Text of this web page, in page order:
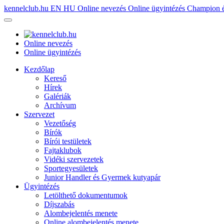
kennelclub.hu EN HU Online nevezés Online ügyintézés Champion
Online nevezés
Online ügyintézés
Kezdőlap
Kereső
Hírek
Galériák
Archívum
Szervezet
Vezetőség
Bírók
Bírói testületek
Fajtaklubok
Vidéki szervezetek
Sportegyesületek
Junior Handler és Gyermek kutyapár
Ügyintézés
Letölthető dokumentumok
Díjszabás
Alombejelentés menete
Online alombejelentés menete